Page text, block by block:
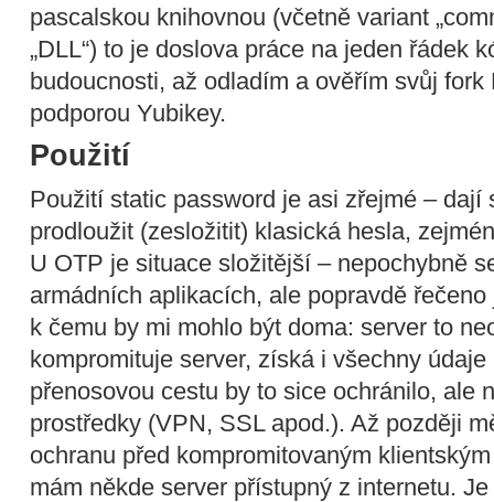
pascalskou knihovnou (včetně variant
„DLL“) to je doslova práce na jeden řádek
budoucnosti, až odladím a ověřím svůj
podporou Yubikey.
Použití
Použití static password je asi zřejmé – dají
prodloužit (zesložitit) klasická hesla,
U OTP je situace složitější – nepochybně
armádních aplikacích, ale popravdě
k čemu by mi mohlo být doma: server to
kompromituje server, získá i všechny
přenosovou cestu by to sice ochránilo, ale
prostředky (VPN, SSL apod.). Až později
ochranu před kompromitovaným
mám někde server přístupný z internetu.